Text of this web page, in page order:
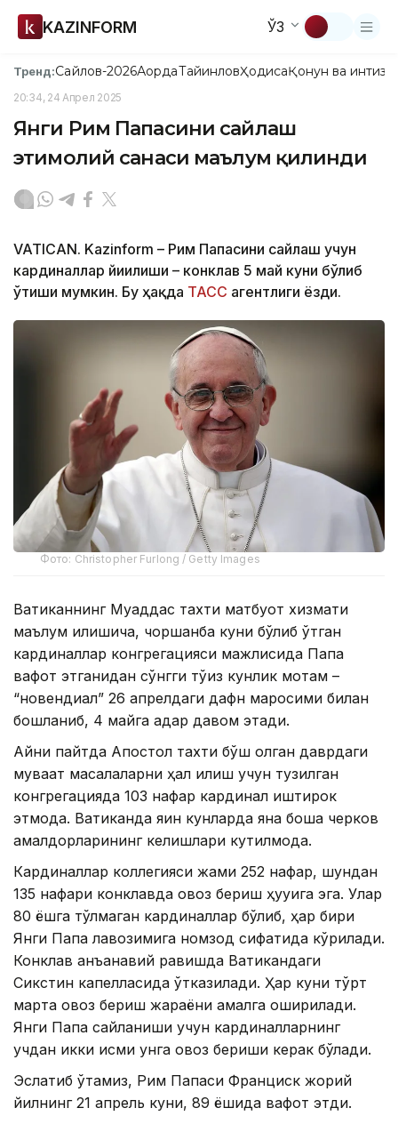
KAZINFORM ЎЗ
Тренд:Сайлов-2026АқордаТайинловҲодисаҚонун ва
20:34, 24 Апрел 2025
Янги Рим Папасини сайлаш
эҳтимолий санаси маълум қилинди
VATICAN. Kazinform – Рим Папасини сайлаш учун
кардиналлар йиғилиши – конклав 5 май куни бўлиб
ўтиши мумкин. Бу ҳақда ТАСС агентлиги ёзди.
Фото: Christopher Furlong / Getty Images
Ватиканнинг Муқаддас тахти матбуот хизмати
маълум қилишича, чоршанба куни бўлиб ўтган
кардиналлар конгрегацияси мажлисида Папа
вафот этганидан сўнгги тўққиз кунлик мотам –
“новендиал” 26 апрелдаги дафн маросими билан
бошланиб, 4 майга қадар давом этади.
Айни пайтда Апостол тахти бўш қолган даврдаги
муваққат масалаларни ҳал қилиш учун тузилган
конгрегацияда 103 нафар кардинал иштирок
этмоқда. Ватиканда яқин кунларда яна бошқа черков
амалдорларининг келишлари кутилмоқда.
Кардиналлар коллегияси жами 252 нафар, шундан
135 нафари конклавда овоз бериш ҳуқуқига эга. Улар
80 ёшга тўлмаган кардиналлар бўлиб, ҳар бири
Янги Папа лавозимига номзод сифатида кўрилади.
Конклав анъанавий равишда Ватикандаги
Сикстин капелласида ўтказилади. Ҳар куни тўрт
марта овоз бериш жараёни амалга оширилади.
Янги Папа сайланиши учун кардиналларнинг
учдан икки қисми унга овоз бериши керак бўлади.
Эслатиб ўтамиз, Рим Папаси Франциск жорий
йилнинг 21 апрель куни, 89 ёшида вафот этди.